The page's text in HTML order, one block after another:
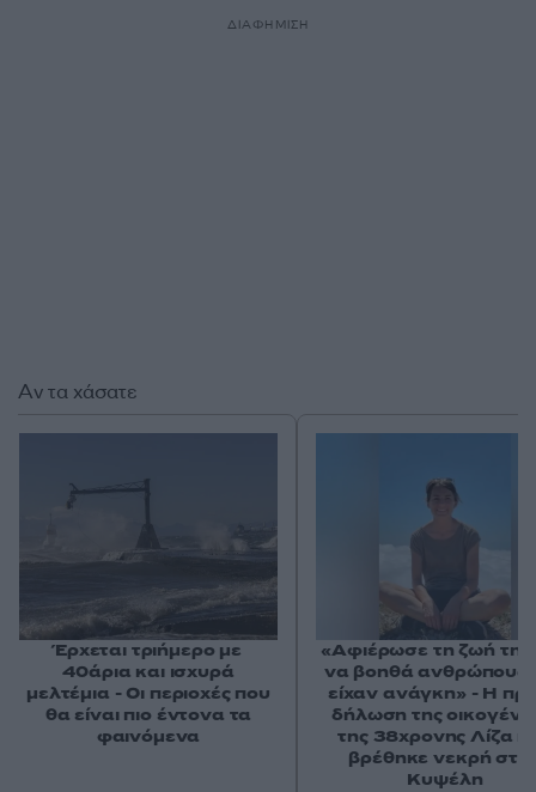
ΔΙΑΦΗΜΙΣΗ
Αν τα χάσατε
Έρχεται τριήμερο με
40άρια και ισχυρά
μελτέμια - Οι περιοχές που
θα είναι πιο έντονα τα
φαινόμενα
«Αφιέρωσε τη ζωή της
να βοηθά ανθρώπους
είχαν ανάγκη» - Η
δήλωση της
της 38χρονης Λίζα
βρέθηκε νεκρή
Κυψέλη